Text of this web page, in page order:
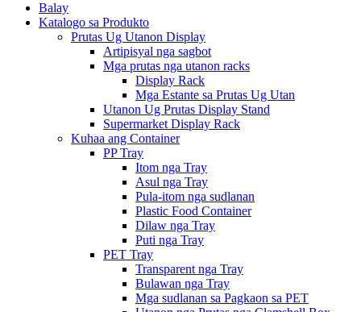
Balay
Katalogo sa Produkto
Prutas Ug Utanon Display
Artipisyal nga sagbot
Mga prutas nga utanon racks
Display Rack
Mga Estante sa Prutas Ug Utan
Utanon Ug Prutas Display Stand
Supermarket Display Rack
Kuhaa ang Container
PP Tray
Itom nga Tray
Asul nga Tray
Pula-itom nga sudlanan
Plastic Food Container
Dilaw nga Tray
Puti nga Tray
PET Tray
Transparent nga Tray
Bulawan nga Tray
Mga sudlanan sa Pagkaon sa PET